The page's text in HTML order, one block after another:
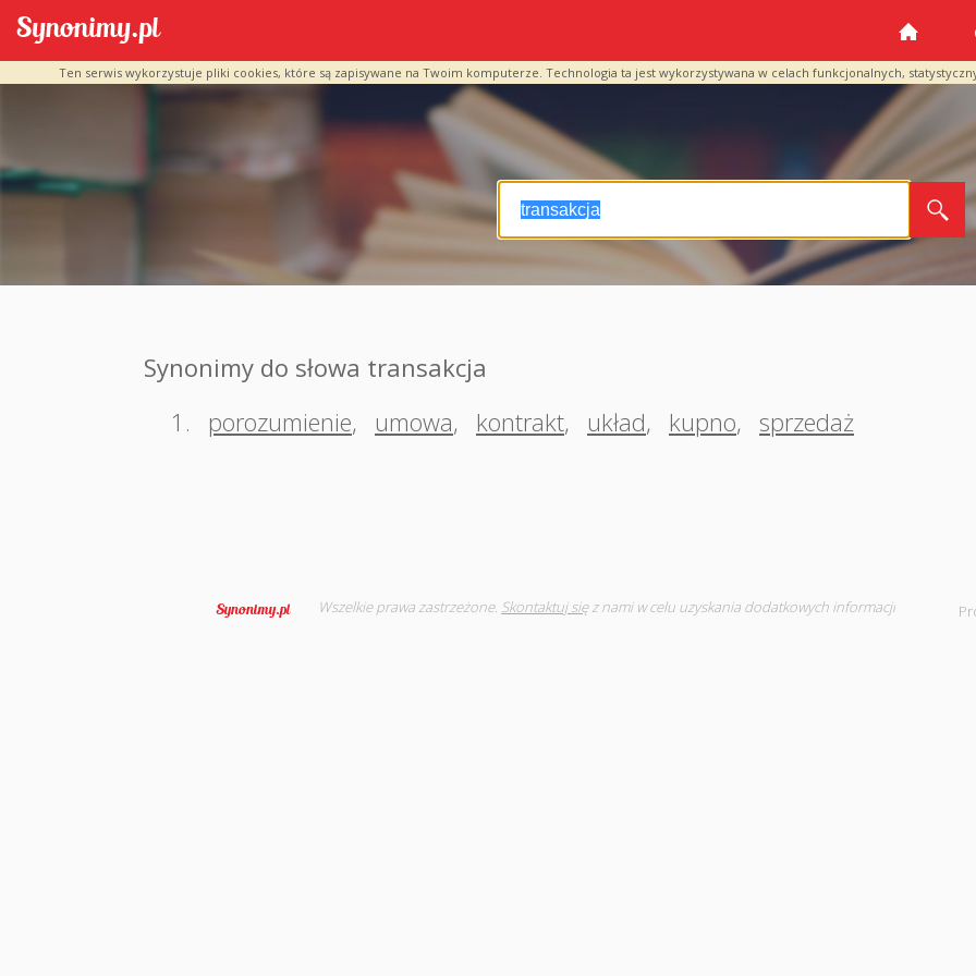
Ten serwis wykorzystuje pliki cookies, które są zapisywane na Twoim komputerze. Technologia ta jest wykorzystywana w celach funkcjonalnych,
Synonimy do słowa transakcja
1.
porozumienie, umowa, kontrakt, układ, kupno, sprzedaż
Wszelkie prawa zastrzeżone. Skontaktuj sięz nami w celu uzyskania dodatkowych informacji